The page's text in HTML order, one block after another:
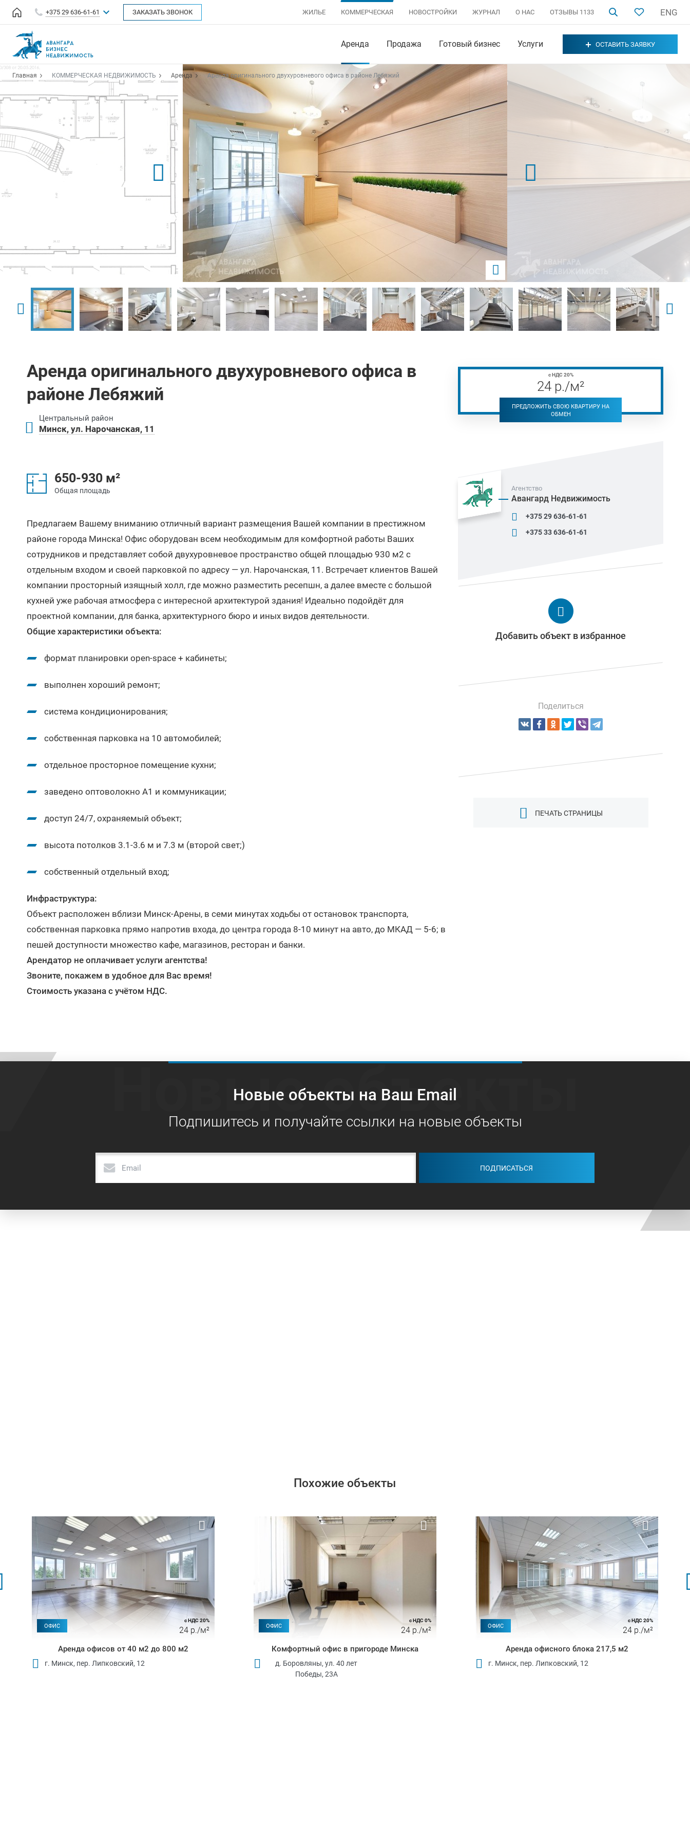
+375 29 636-61-61 ЗАКАЗАТЬ ЗВОНОК ЖИЛЬЕ КОММЕРЧЕСКАЯ НОВОСТРОЙКИ ЖУРНАЛ О НАС ОТЗЫВЫ 1133 ENG
Аренда Продажа Готовый бизнес Услуги ОСТАВИТЬ ЗАЯВКУ
Главная КОММЕРЧЕСКАЯ НЕДВИЖИМОСТЬ Аренда Аренда оригинального двухуровневого офиса в районе Лебяжий
Аренда оригинального двухуровневого офиса в
районе Лебяжий
Центральный район
Минск, ул. Нарочанская, 11
650-930 м²
Общая площадь
Предлагаем Вашему вниманию отличный вариант размещения Вашей компании в престижном
районе города Минска! Офис оборудован всем необходимым для комфортной работы Ваших
сотрудников и представляет собой двухуровневое пространство общей площадью 930 м2 с
отдельным входом и своей парковкой по адресу — ул. Нарочанская, 11. Встречает клиентов Вашей
компании просторный изящный холл, где можно разместить ресепшн, а далее вместе с большой
кухней уже рабочая атмосфера с интересной архитектурой здания! Идеально подойдёт для
проектной компании, для банка, архитектурного бюро и иных видов деятельности.
Общие характеристики объекта:
формат планировки open-space + кабинеты;
выполнен хороший ремонт;
система кондиционирования;
собственная парковка на 10 автомобилей;
отдельное просторное помещение кухни;
заведено оптоволокно А1 и коммуникации;
доступ 24/7, охраняемый объект;
высота потолков 3.1-3.6 м и 7.3 м (второй свет;)
собственный отдельный вход;
Инфраструктура:
Объект расположен вблизи Минск-Арены, в семи минутах ходьбы от остановок транспорта,
собственная парковка прямо напротив входа, до центра города 8-10 минут на авто, до МКАД — 5-6; в
пешей доступности множество кафе, магазинов, ресторан и банки.
Арендатор не оплачивает услуги агентства!
Звоните, покажем в удобное для Вас время!
Стоимость указана с учётом НДС.
с НДС 20%
24 р./м²
ПРЕДЛОЖИТЬ СВОЮ КВАРТИРУ НА
ОБМЕН
Агентство
Авангард Недвижимость
+375 29 636-61-61
+375 33 636-61-61
Добавить объект в избранное
Поделиться
ПЕЧАТЬ СТРАНИЦЫ
Новые объекты на Ваш Email
Новые объекты
Подпишитесь и получайте ссылки на новые объекты
ПОДПИСАТЬСЯ
Похожие объекты
ОФИС
с НДС 20%
24 р./м²
Аренда офисов от 40 м2 до 800 м2
г. Минск, пер. Липковский, 12
ОФИС
с НДС 0%
24 р./м²
Комфортный офис в пригороде Минска
д. Боровляны, ул. 40 лет
Победы, 23А
ОФИС
с НДС 20%
24 р./м²
Аренда офисного блока 217,5 м2
г. Минск, пер. Липковский, 12